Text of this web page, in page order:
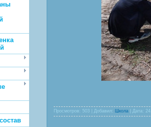
Просмотров: 503 | Добавил: Школа | Дата: